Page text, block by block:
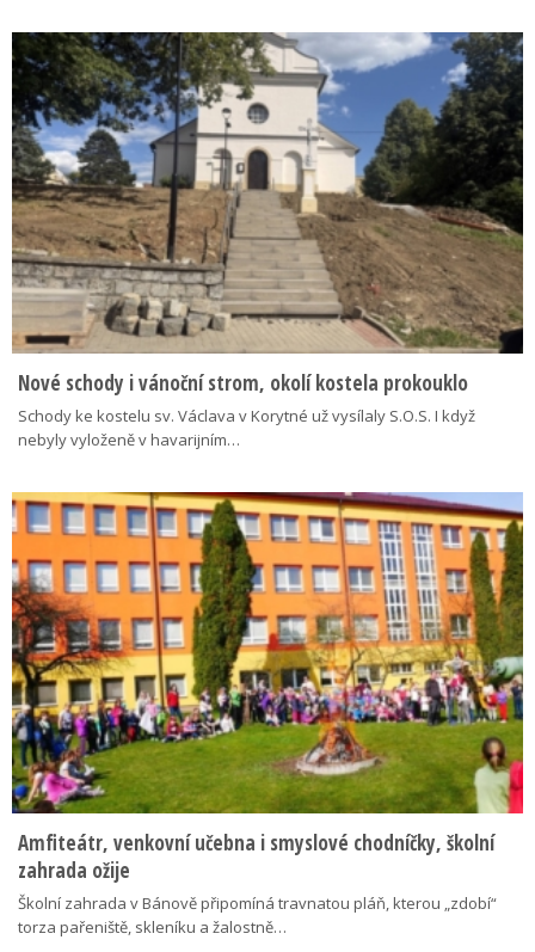
Nové schody i vánoční strom, okolí kostela prokouklo
Schody ke kostelu sv. Václava v Korytné už vysílaly S.O.S. I když
nebyly vyloženě v havarijním…
Amfiteátr, venkovní učebna i smyslové chodníčky, školní
zahrada ožije
Školní zahrada v Bánově připomíná travnatou pláň, kterou „zdobí“
torza pařeniště, skleníku a žalostně…